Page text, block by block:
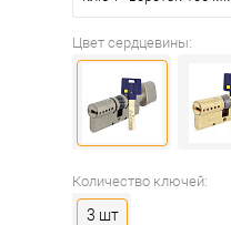
Цвет сердцевины:
Количество ключей:
3 шт